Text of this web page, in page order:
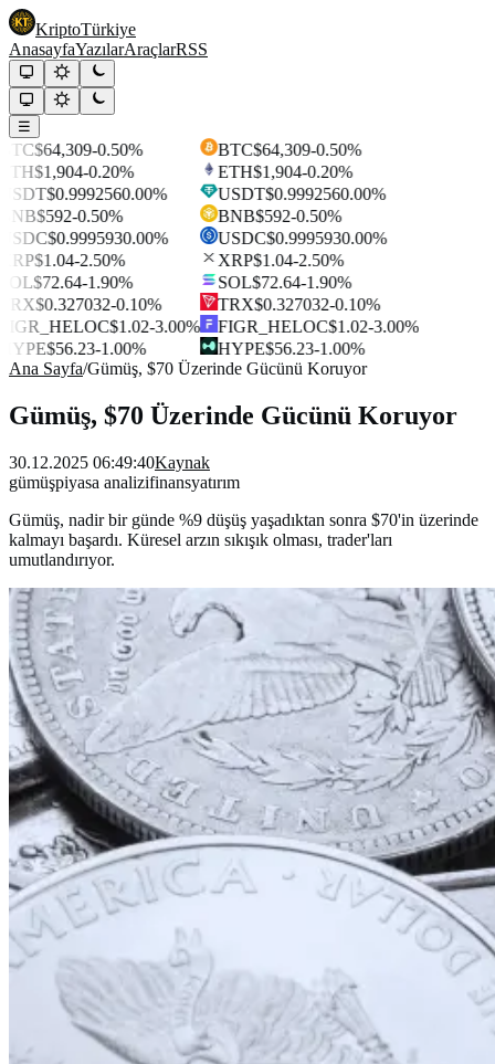
KriptoTürkiye
AnasayfaYazılarAraçlarRSS
☰
$64,309-0.50%
$1,904-0.20%
$0.9992560.00%
$592-0.50%
$0.9995930.00%
$1.04-2.50%
$72.64-1.90%
$0.327032-0.10%
$1.02-3.00%
$56.23-1.00%
BTC$64,309-0.50%
ETH$1,904-0.20%
USDT$0.9992560.00%
BNB$592-0.50%
USDC$0.9995930.00%
XRP$1.04-2.50%
SOL$72.64-1.90%
TRX$0.327032-0.10%
FIGR_HELOC$1.02-3.00%
HYPE$56.23-1.00%
Ana Sayfa/Gümüş, $70 Üzerinde Gücünü Koruyor
Gümüş, $70 Üzerinde Gücünü Koruyor
30.12.2025 06:49:40Kaynak
gümüşpiyasa analizifinansyatırım
Gümüş, nadir bir günde %9 düşüş yaşadıktan sonra $70'in üzerinde
kalmayı başardı. Küresel arzın sıkışık olması, trader'ları
umutlandırıyor.